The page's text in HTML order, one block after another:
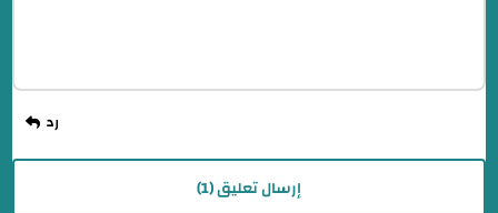
إرسال تعليق (1)